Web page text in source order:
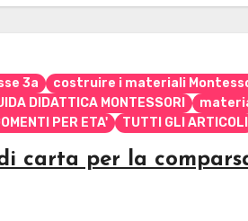
3a costruire i materiali
DIDATTICA MONTESSORI
PER ETA' TUTTI GLI ARTICOLI
carta per la